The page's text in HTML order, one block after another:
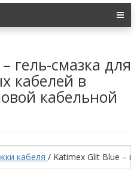
гель-смазка для
кабелей в
кабельной
кабеля / Katimex Glit Blue –